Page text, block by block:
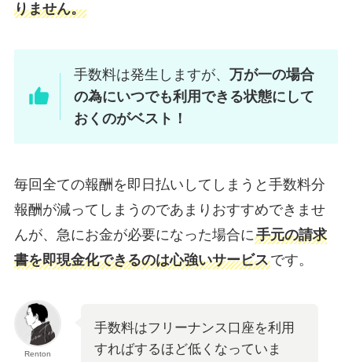
りません。
手数料は発生しますが、万が一の場合
の為にいつでも利用できる状態にして
おくのがベスト！
毎回全ての報酬を即日払いしてしまうと手数料分
報酬が減ってしまうのであまりおすすめできませ
んが、急にお金が必要になった場合に手元の請求
書を即現金化できるのは心強いサービスです。
Renton
手数料はフリーナンス口座を利用
すればするほど低くなっていま